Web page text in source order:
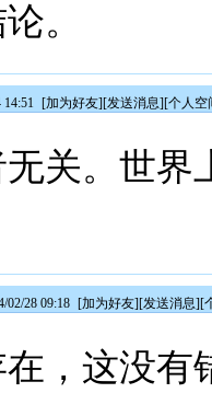
。
14:51 [加为好友][发送消息][个人空
关。世界
02/28 09:18 [加为好友][发送消息][
，这没有